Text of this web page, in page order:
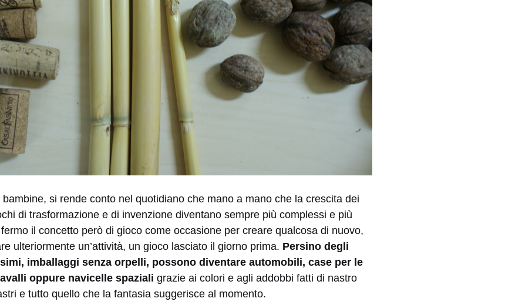
si rende conto nel quotidiano che mano a mano che la crescita dei
di trasformazione e di invenzione diventano sempre più complessi e più
il concetto però di gioco come occasione per creare qualcosa di nuovo,
ulteriormente un’attività, un gioco lasciato il giorno prima. Persino degli
imballaggi senza orpelli, possono diventare automobili, case per le
oppure navicelle spaziali grazie ai colori e agli addobbi fatti di nastro
e tutto quello che la fantasia suggerisce al momento.